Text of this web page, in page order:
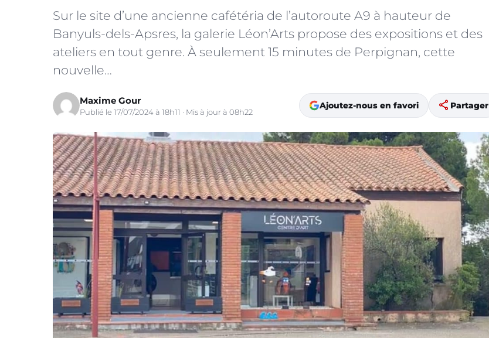
Sur le site d’une ancienne cafétéria de l’autoroute A9 à hauteur de
Banyuls-dels-Apsres, la galerie Léon’Arts propose des expositions et des
ateliers en tout genre. À seulement 15 minutes de Perpignan, cette
nouvelle…
Maxime Gour
Publié le 17/07/2024 à 18h11 · Mis à jour à 08h22
Ajoutez-nous en favori share Partager